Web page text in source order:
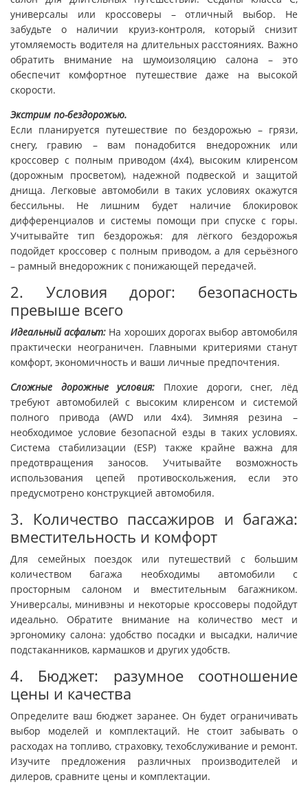
универсалы или кроссоверы – отличный выбор. Не
забудьте о наличии круиз-контроля, который снизит
утомляемость водителя на длительных расстояниях. Важно
обратить внимание на шумоизоляцию салона – это
обеспечит комфортное путешествие даже на высокой
скорости.
Экстрим по-бездорожью.
Если планируется путешествие по бездорожью – грязи,
снегу, гравию – вам понадобится внедорожник или
кроссовер с полным приводом (4x4), высоким клиренсом
(дорожным просветом), надежной подвеской и защитой
днища. Легковые автомобили в таких условиях окажутся
бессильны. Не лишним будет наличие блокировок
дифференциалов и системы помощи при спуске с горы.
Учитывайте тип бездорожья: для лёгкого бездорожья
подойдет кроссовер с полным приводом, а для серьёзного
– рамный внедорожник с понижающей передачей.
2. Условия дорог: безопасность
превыше всего
Идеальный асфальт: На хороших дорогах выбор автомобиля
практически неограничен. Главными критериями станут
комфорт, экономичность и ваши личные предпочтения.
Сложные дорожные условия: Плохие дороги, снег, лёд
требуют автомобилей с высоким клиренсом и системой
полного привода (AWD или 4x4). Зимняя резина –
необходимое условие безопасной езды в таких условиях.
Система стабилизации (ESP) также крайне важна для
предотвращения заносов. Учитывайте возможность
использования цепей противоскольжения, если это
предусмотрено конструкцией автомобиля.
3. Количество пассажиров и багажа:
вместительность и комфорт
Для семейных поездок или путешествий с большим
количеством багажа необходимы автомобили с
просторным салоном и вместительным багажником.
Универсалы, минивэны и некоторые кроссоверы подойдут
идеально. Обратите внимание на количество мест и
эргономику салона: удобство посадки и высадки, наличие
подстаканников, кармашков и других удобств.
4. Бюджет: разумное соотношение
цены и качества
Определите ваш бюджет заранее. Он будет ограничивать
выбор моделей и комплектаций. Не стоит забывать о
расходах на топливо, страховку, техобслуживание и ремонт.
Изучите предложения различных производителей и
дилеров, сравните цены и комплектации.